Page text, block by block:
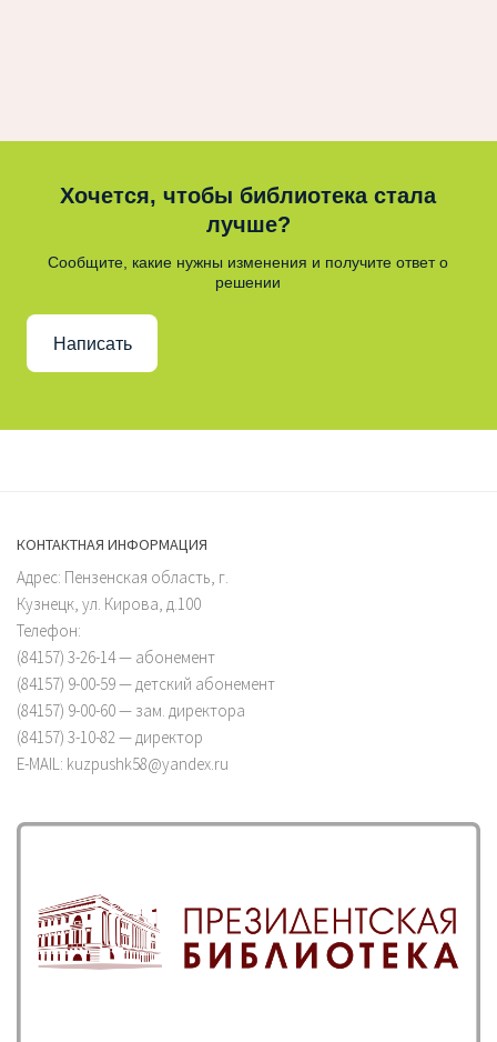
Хочется, чтобы библиотека стала
лучше?
Сообщите, какие нужны изменения и получите ответ о
решении
Написать
КОНТАКТНАЯ ИНФОРМАЦИЯ
Адрес: Пензенская область, г.
Кузнецк, ул. Кирова, д.100
Телефон:
(84157) 3-26-14 — абонемент
(84157) 9-00-59 — детский абонемент
(84157) 9-00-60 — зам. директора
(84157) 3-10-82 — директор
E-MAIL: kuzpushk58@yandex.ru